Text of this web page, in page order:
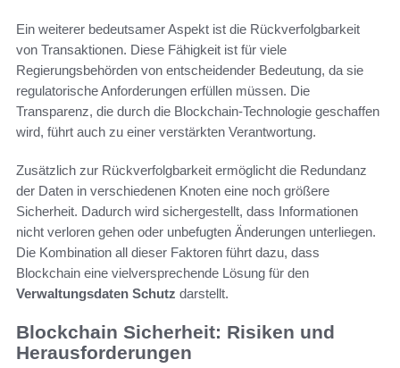
Ein weiterer bedeutsamer Aspekt ist die Rückverfolgbarkeit
von Transaktionen. Diese Fähigkeit ist für viele
Regierungsbehörden von entscheidender Bedeutung, da sie
regulatorische Anforderungen erfüllen müssen. Die
Transparenz, die durch die Blockchain-Technologie geschaffen
wird, führt auch zu einer verstärkten Verantwortung.
Zusätzlich zur Rückverfolgbarkeit ermöglicht die Redundanz
der Daten in verschiedenen Knoten eine noch größere
Sicherheit. Dadurch wird sichergestellt, dass Informationen
nicht verloren gehen oder unbefugten Änderungen unterliegen.
Die Kombination all dieser Faktoren führt dazu, dass
Blockchain eine vielversprechende Lösung für den
Verwaltungsdaten Schutz darstellt.
Blockchain Sicherheit: Risiken und
Herausforderungen